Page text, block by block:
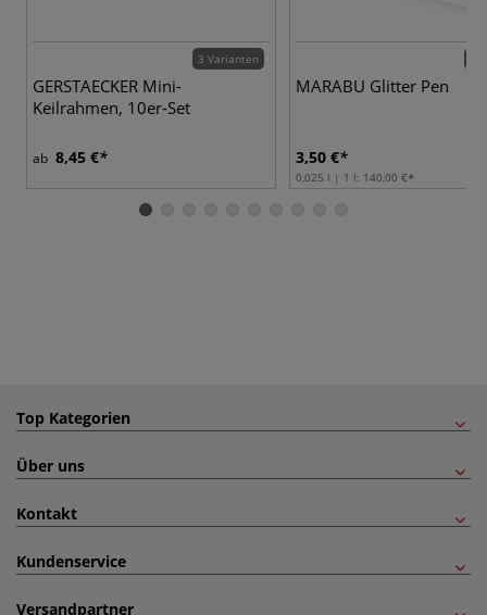
3 Varianten
GERSTAECKER Mini-
Keilrahmen, 10er-Set
ab 8,45 €
MARABU Glitter Pen
3,50 €
0,025 l | 1 l: 140,00 €
Top Kategorien
Über uns
Kontakt
Kundenservice
Versandpartner